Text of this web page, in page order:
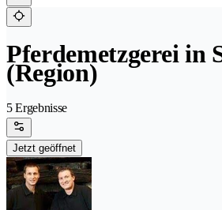
Pferdemetzgerei in
(Region)
5 Ergebnisse
Jetzt geöffnet